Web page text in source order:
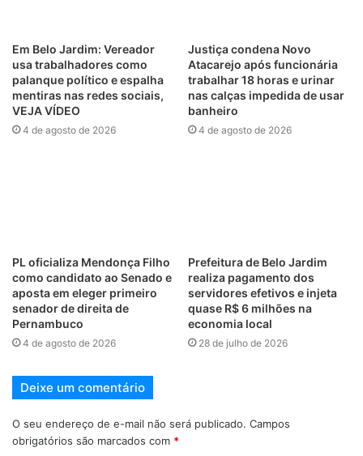
Em Belo Jardim: Vereador
usa trabalhadores como
palanque político e espalha
mentiras nas redes sociais,
VEJA VÍDEO
4 de agosto de 2026
Justiça condena Novo
Atacarejo após funcionária
trabalhar 18 horas e urinar
nas calças impedida de usar
banheiro
4 de agosto de 2026
PL oficializa Mendonça Filho
como candidato ao Senado e
aposta em eleger primeiro
senador de direita de
Pernambuco
4 de agosto de 2026
Prefeitura de Belo Jardim
realiza pagamento dos
servidores efetivos e injeta
quase R$ 6 milhões na
economia local
28 de julho de 2026
Deixe um comentário
O seu endereço de e-mail não será publicado. Campos
obrigatórios são marcados com *